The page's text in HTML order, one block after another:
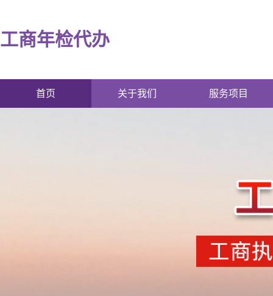
工商年检代办
首页 关于我们 服务项目